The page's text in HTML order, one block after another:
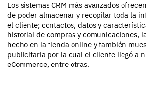
Los sistemas CRM más avanzados
de poder almacenar y recopilar toda la
el cliente; contactos, datos y
historial de compras y comunicaciones,
hecho en la tienda online y también
publicitaria por la cual el cliente llegó a
eCommerce, entre otras.